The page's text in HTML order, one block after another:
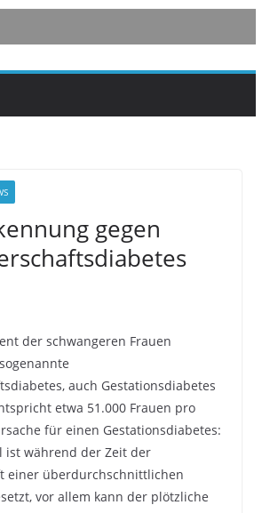
gegen
der schwangeren Frauen
auch Gestationsdiabetes
etwa 51.000 Frauen pro
für einen Gestationsdiabetes:
ist während der Zeit der
einer überdurchschnittlichen
vor allem kann der plötzliche